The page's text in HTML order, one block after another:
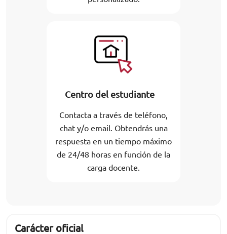
Centro del estudiante
Contacta a través de teléfono,
chat y/o email. Obtendrás una
respuesta en un tiempo máximo
de 24/48 horas en función de la
carga docente.
Carácter oficial